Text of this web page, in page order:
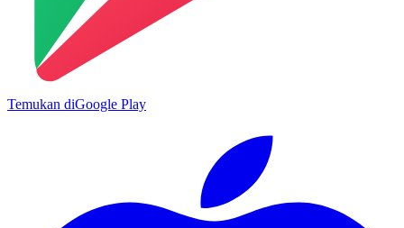
Temukan diGoogle Play